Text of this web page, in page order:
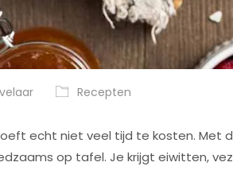
Recepten
echt niet veel tijd te kosten. Met
op tafel. Je krijgt eiwitten,